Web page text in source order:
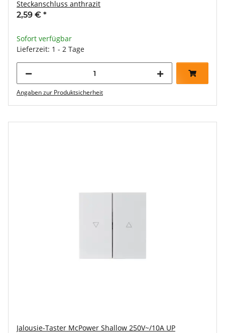
Steckanschluss anthrazit
2,59 € *
Sofort verfügbar
Lieferzeit: 1 - 2 Tage
Angaben zur Produktsicherheit
Jalousie-Taster McPower Shallow 250V~/10A UP